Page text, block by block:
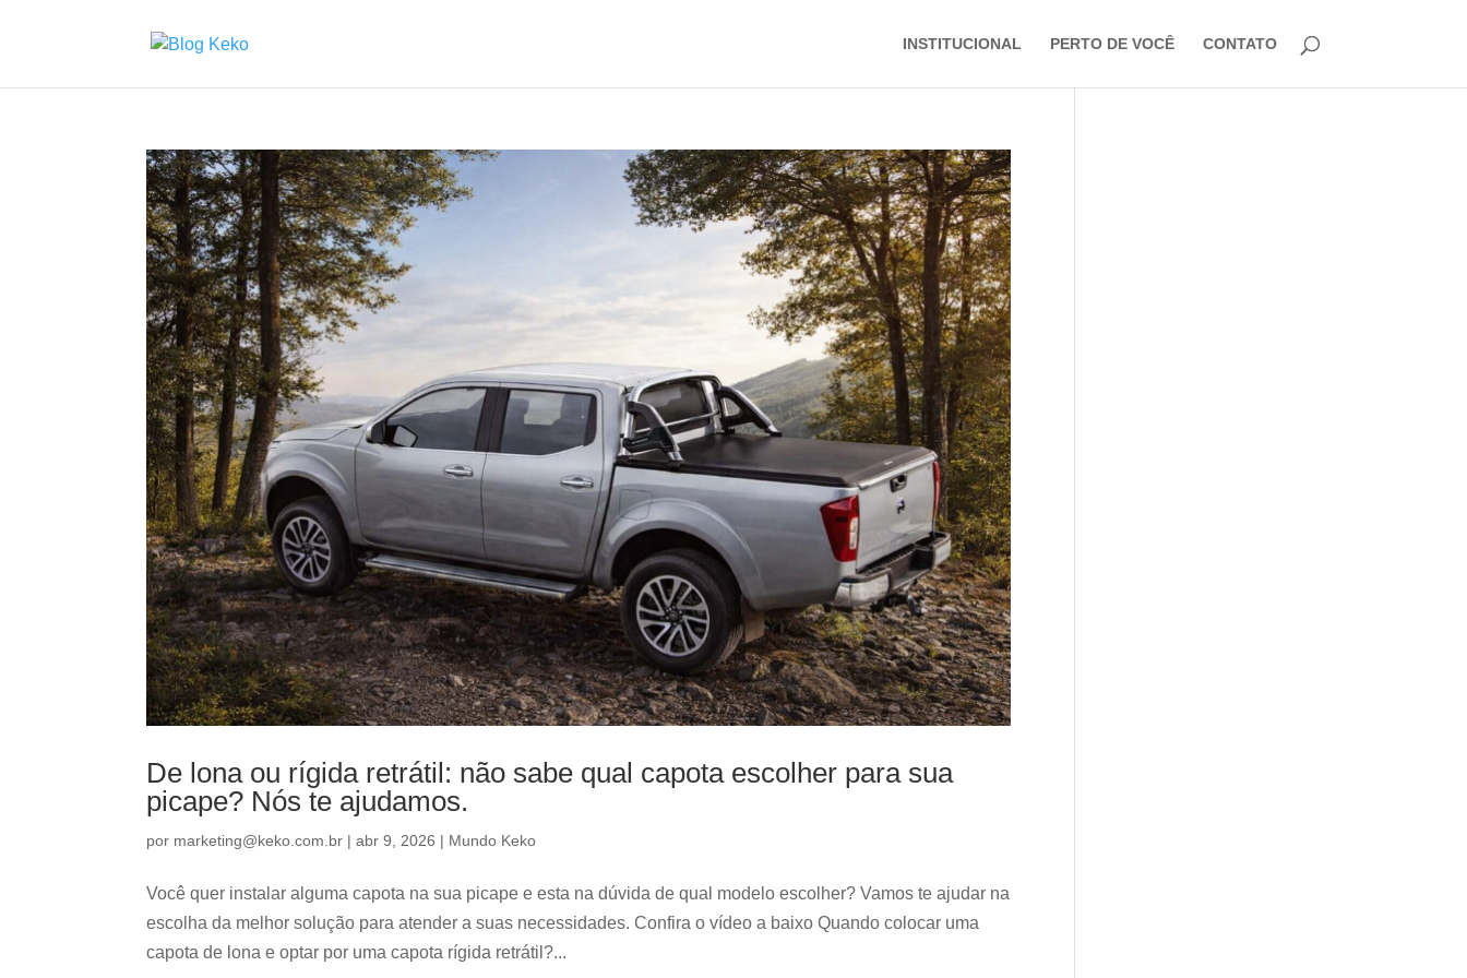
INSTITUCIONAL PERTO DE VOCÊ CONTATO
De lona ou rígida retrátil: não sabe qual capota escolher para sua
picape? Nós te ajudamos.
por marketing@keko.com.br |abr 9, 2026 | Mundo Keko
Você quer instalar alguma capota na sua picape e esta na dúvida de qual modelo escolher? Vamos te ajudar na
escolha da melhor solução para atender a suas necessidades. Confira o vídeo a baixo Quando colocar uma
capota de lona e optar por uma capota rígida retrátil?...